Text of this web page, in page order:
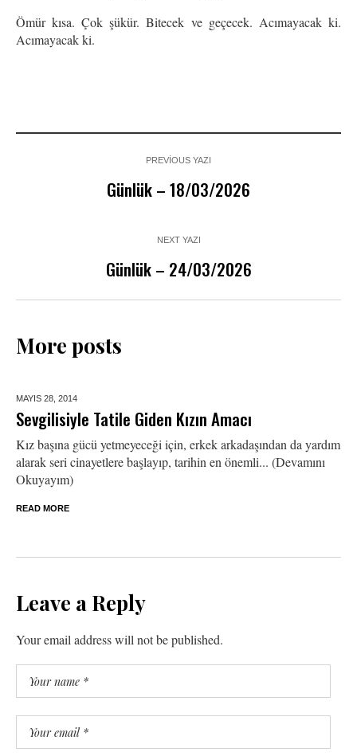
Ömür kısa. Çok şükür. Bitecek ve geçecek. Acımayacak ki.
Acımayacak ki.
PREVIOUS YAZI
Günlük – 18/03/2026
NEXT YAZI
Günlük – 24/03/2026
More posts
MAYIS 28, 2014
Sevgilisiyle Tatile Giden Kızın Amacı
Kız başına gücü yetmeyeceği için, erkek arkadaşından da yardım
alarak seri cinayetlere başlayıp, tarihin en önemli... (Devamını
Okuyayım)
READ MORE
Leave a Reply
Your email address will not be published.